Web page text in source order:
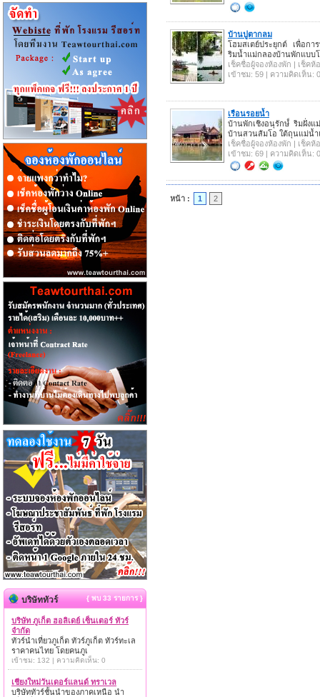
บ้านปูตากลม
โฮมสเตย์ประยุกต์ เพื่อกา
ริมน้ำแม่กลองบ้านพักแบบ
เช็คชื่อผู้จองห้องพัก | เช็ค
เข้าชม: 59 | ความคิดเห็น: 0
เรือนรอยน้ำ
บ้านพักเชิงอนุรักษ์์ ริมฝั่ง
บ้านสวนส้มโอ ใต้ถุนแม่น้
เช็คชื่อผู้จองห้องพัก | เช็ค
เข้าชม: 69 | ความคิดเห็น: 0
หน้า : 1 2
บริษัททัวร์ { พบ 33 รายการ }
บริษัท ภูเก็ต ฮอลิเดย์ เซ็นเตอร์ ทัวร์
จำกัด
ทัวร์นำเที่ยวภูเก็ต ทัวร์ภูเก็ต ทัวร์ทะเล
ราคาคนไทย โดยคนภูเ
เข้าชม: 132 | ความคิดเห็น: 0
เชียงใหม่วันเดอร์แลนด์ ทราเวล
บริษัททัวร์ชั้นนำของภาคเหนือ นำ